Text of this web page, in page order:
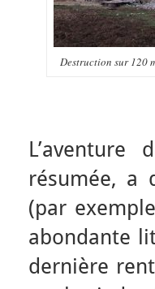
Destruction sur 120
L’aventure
résumée, a
(par
abondante
dernière